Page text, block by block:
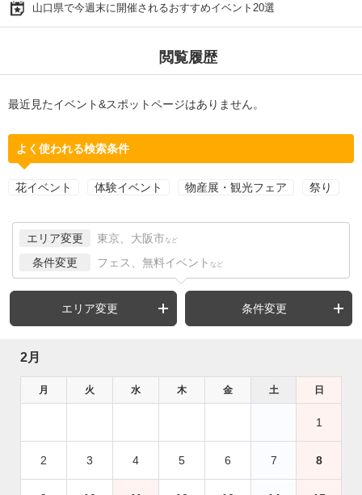
山口県で今週末に開催されるおすすめイベント20選
閲覧履歴
最近見たイベント&スポットページはありません。
よく使われる検索条件
花イベント 体験イベント 物産展・観光フェア 祭り
エリア変更 東京、大阪市 など
条件変更 フェス、無料イベント など
エリア変更 条件変更
2月
月 火 水 木 金 土 日
1
2 3 4 5 6 7 8